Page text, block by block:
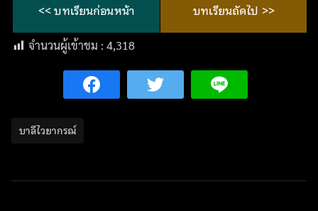
<< บทเรียนก่อนหน้า บทเรียนถัดไป >>
จำนวนผู้เข้าชม : 4,318
บาลีไวยากรณ์